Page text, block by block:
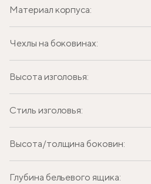
Материал корпуса:
Чехлы на боковинах:
Высота изголовья:
Стиль изголовья:
Высота/толщина боковин:
Глубина бельевого ящика: